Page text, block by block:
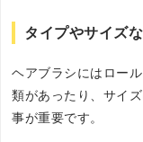
タイプやサイズ
ヘアブラシにはロー
類があったり、サイ
事が重要です。